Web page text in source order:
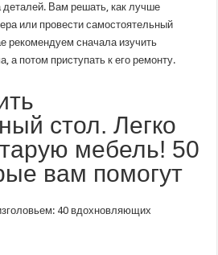
деталей. Вам решать, как лучше
или провести самостоятельный
рекомендуем сначала изучить
а потом приступать к его ремонту.
стол. Легко
мебель! 50
вам помогут